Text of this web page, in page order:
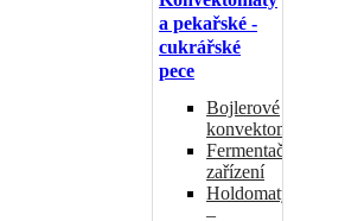
a pekařské -
cukrářské
pece
Bojlerové
konvektomaty
Fermentační
zařízení
Holdomaty
–